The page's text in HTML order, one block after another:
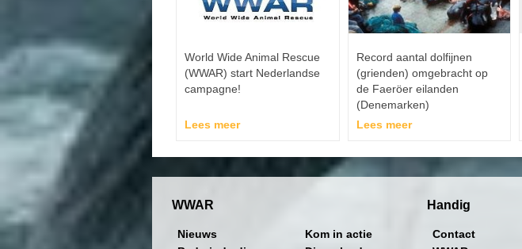
World Wide Animal Rescue
(WWAR) start Nederlandse
campagne!
Lees meer
Record aantal dolfijnen
(grienden) omgebracht op
de Faeröer eilanden
(Denemarken)
Lees meer
WWAR
Nieuws
Kom in actie
Handig
Contact